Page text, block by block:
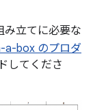
み立てに必要な
a-box のプロダ
してくださ